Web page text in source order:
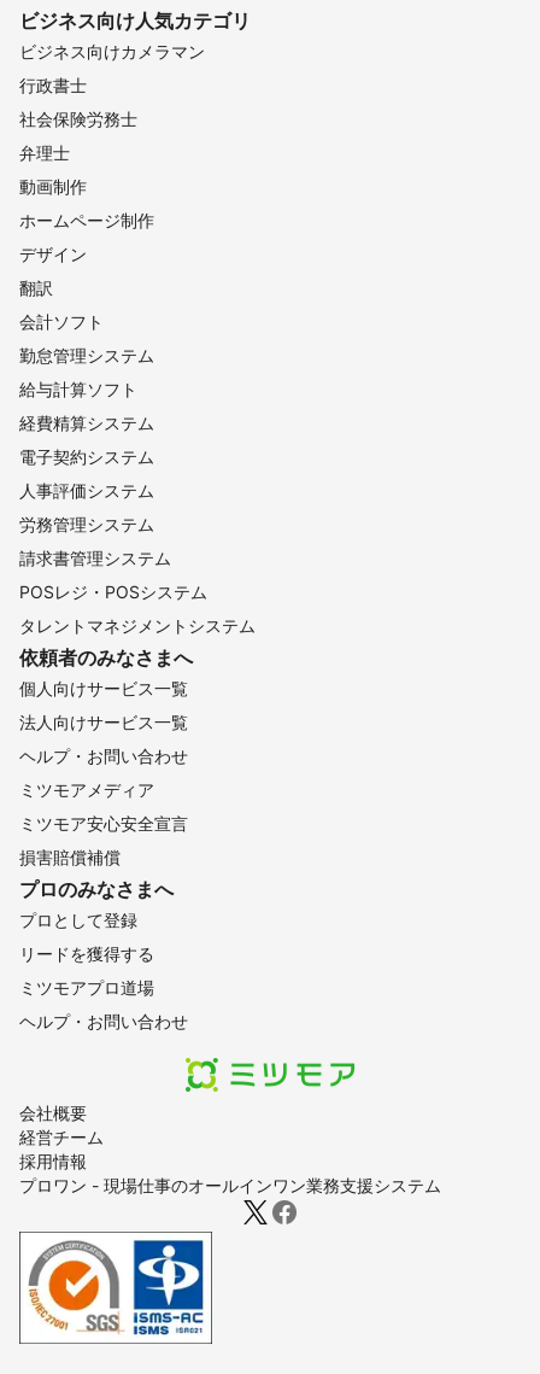
会社概要
経営チーム
採用情報
プロワン - 現場仕事のオールインワン業務支援システム
ビジネス向け人気カテゴリ
ビジネス向けカメラマン
行政書士
社会保険労務士
弁理士
動画制作
ホームページ制作
デザイン
翻訳
会計ソフト
勤怠管理システム
給与計算ソフト
経費精算システム
電子契約システム
人事評価システム
労務管理システム
請求書管理システム
POSレジ・POSシステム
タレントマネジメントシステム
依頼者のみなさまへ
個人向けサービス一覧
法人向けサービス一覧
ヘルプ・お問い合わせ
ミツモアメディア
ミツモア安心安全宣言
損害賠償補償
プロのみなさまへ
プロとして登録
リードを獲得する
ミツモアプロ道場
ヘルプ・お問い合わせ